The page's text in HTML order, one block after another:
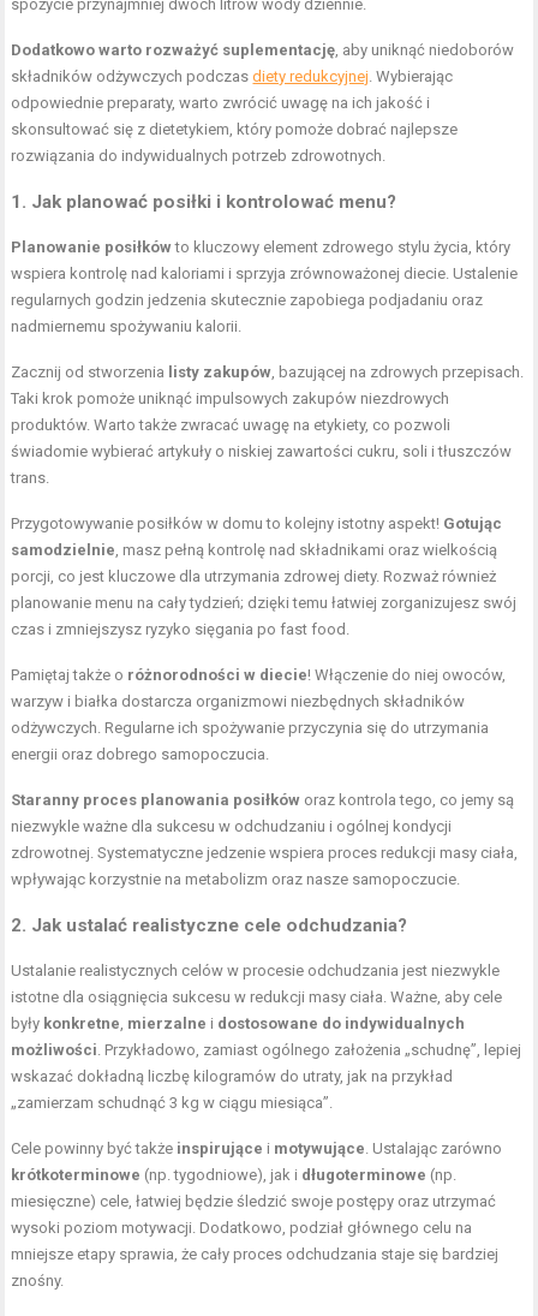
spożycie przynajmniej dwóch litrów wody dziennie.
Dodatkowo warto rozważyć suplementację, aby uniknąć niedoborów
składników odżywczych podczasdiety redukcyjnej. Wybierając
odpowiednie preparaty, warto zwrócić uwagę na ich jakość i
skonsultować się z dietetykiem, który pomoże dobrać najlepsze
rozwiązania do indywidualnych potrzeb zdrowotnych.
1. Jak planować posiłki i kontrolować menu?
Planowanie posiłkówto kluczowy element zdrowego stylu życia, który
wspiera kontrolę nad kaloriami i sprzyja zrównoważonej diecie. Ustalenie
regularnych godzin jedzenia skutecznie zapobiega podjadaniu oraz
nadmiernemu spożywaniu kalorii.
Zacznij od stworzenia listy zakupów, bazującej na zdrowych przepisach.
Taki krok pomoże uniknąć impulsowych zakupów niezdrowych
produktów. Warto także zwracać uwagę na etykiety, co pozwoli
świadomie wybierać artykuły o niskiej zawartości cukru, soli i tłuszczów
trans.
Przygotowywanie posiłków w domu to kolejny istotny aspekt! Gotując
samodzielnie, masz pełną kontrolę nad składnikami oraz wielkością
porcji, co jest kluczowe dla utrzymania zdrowej diety. Rozważ również
planowanie menu na cały tydzień; dzięki temu łatwiej zorganizujesz swój
czas i zmniejszysz ryzyko sięgania po fast food.
Pamiętaj także o różnorodności w diecie! Włączenie do niej owoców,
warzyw i białka dostarcza organizmowi niezbędnych składników
odżywczych. Regularne ich spożywanie przyczynia się do utrzymania
energii oraz dobrego samopoczucia.
Staranny proces planowania posiłków oraz kontrola tego, co jemy są
niezwykle ważne dla sukcesu w odchudzaniu i ogólnej kondycji
zdrowotnej. Systematyczne jedzenie wspiera proces redukcji masy ciała,
wpływając korzystnie na metabolizm oraz nasze samopoczucie.
2. Jak ustalać realistyczne cele odchudzania?
Ustalanie realistycznych celów w procesie odchudzania jest niezwykle
istotne dla osiągnięcia sukcesu w redukcji masy ciała. Ważne, aby cele
były konkretne, mierzalne i dostosowane do indywidualnych
możliwości. Przykładowo, zamiast ogólnego założenia „schudnę”, lepiej
wskazać dokładną liczbę kilogramów do utraty, jak na przykład
„zamierzam schudnąć 3 kg w ciągu miesiąca”.
Cele powinny być także inspirujące i motywujące. Ustalając zarówno
krótkoterminowe (np. tygodniowe), jak i długoterminowe (np.
miesięczne) cele, łatwiej będzie śledzić swoje postępy oraz utrzymać
wysoki poziom motywacji. Dodatkowo, podział głównego celu na
mniejsze etapy sprawia, że cały proces odchudzania staje się bardziej
znośny.